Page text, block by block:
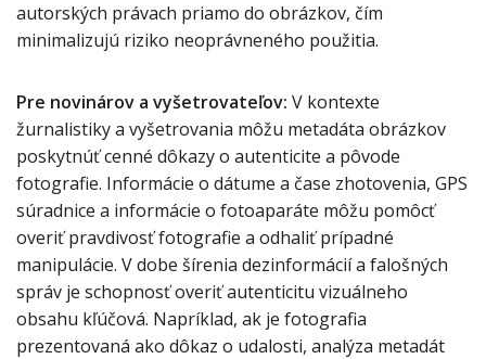
autorských právach priamo do obrázkov, čím
minimalizujú riziko neoprávneného použitia.
Pre novinárov a vyšetrovateľov: V kontexte
žurnalistiky a vyšetrovania môžu metadáta obrázkov
poskytnúť cenné dôkazy o autenticite a pôvode
fotografie. Informácie o dátume a čase zhotovenia, GPS
súradnice a informácie o fotoaparáte môžu pomôcť
overiť pravdivosť fotografie a odhaliť prípadné
manipulácie. V dobe šírenia dezinformácií a falošných
správ je schopnosť overiť autenticitu vizuálneho
obsahu kľúčová. Napríklad, ak je fotografia
prezentovaná ako dôkaz o udalosti, analýza metadát